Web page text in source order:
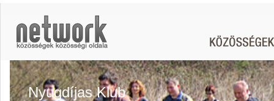
Nyugdíjas Klub